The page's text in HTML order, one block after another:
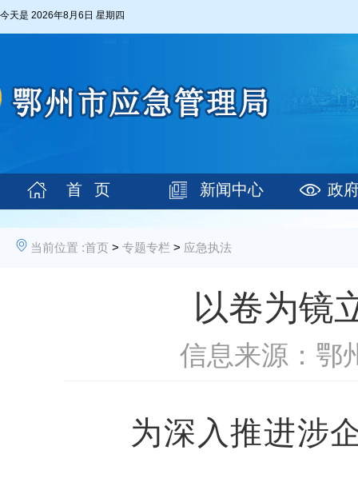
今天是 2026年8月6日 星期四
首 页 新闻中心 政
当前位置 :首页 > 专题专栏 > 应急执法
以卷为镜
信息来源：鄂
为深入推进涉